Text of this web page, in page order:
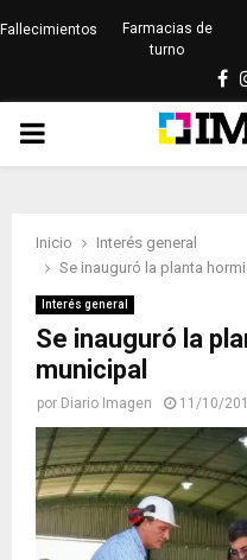
Fallecimientos
Farmacias de
turno
PRIMARY
Inicio
Interés general
Se inauguró la planta
Interés general
Se inauguró la
municipal
por Diario Imagen 11/10/